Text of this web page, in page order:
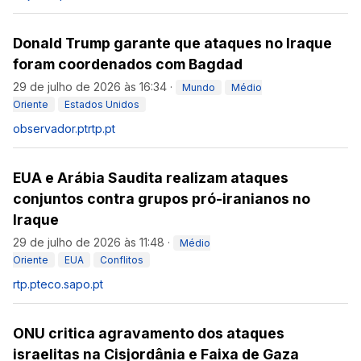
Donald Trump garante que ataques no Iraque
foram coordenados com Bagdad
29 de julho de 2026 às 16:34 · Mundo
Médio
Oriente
Estados Unidos
observador.ptrtp.pt
EUA e Arábia Saudita realizam ataques
conjuntos contra grupos pró-iranianos no
Iraque
29 de julho de 2026 às 11:48 ·
Médio
Oriente
EUA Conflitos
rtp.pteco.sapo.pt
ONU critica agravamento dos ataques
israelitas na Cisjordânia e Faixa de Gaza